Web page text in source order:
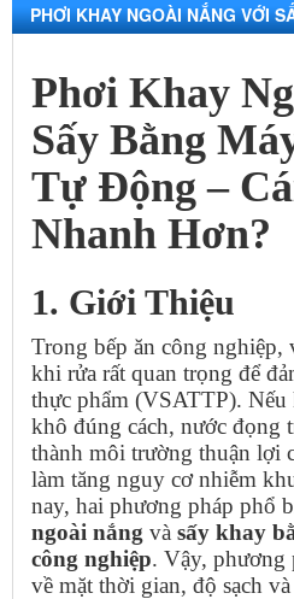
PHƠI KHAY NGOÀI NẮNG VỚI
Phơi Khay
Sấy Bằng
Tự Động –
Nhanh Hơn?
1. Giới Thiệu
Trong bếp ăn công nghiệp,
khi rửa rất quan trọng để
thực phẩm (VSATTP).
khô đúng cách, nước đọng
thành môi trường thuận lợi
làm tăng nguy cơ nhiễm
nay, hai phương pháp phổ
ngoài nắng và sấy khay
công nghiệp. Vậy, phương
về mặt thời gian, độ sạch